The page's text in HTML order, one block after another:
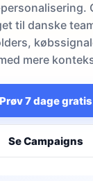
til danske
mere
Prøv 7 dage gratis
Se Campaigns